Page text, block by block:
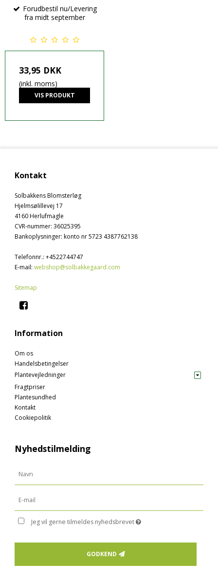
Forudbestil nu/Levering
fra midt september
33,95 DKK
(inkl. moms)
VIS PRODUKT
Kontakt
Solbakkens Blomsterløg
Hjelmsølillevej 17
4160 Herlufmagle
CVR-nummer: 36025395
Bankoplysninger: konto nr 5723 4387762138
Telefonnr.: +4522744747
E-mail: webshop@solbakkegaard.com
Sitemap
Information
Om os
Handelsbetingelser
Plantevejledninger
Fragtpriser
Plantesundhed
Kontakt
Cookiepolitik
Nyhedstilmelding
Jeg vil gerne tilmeldes nyhedsbrevet
GODKEND